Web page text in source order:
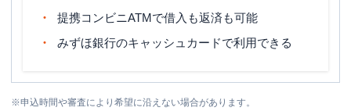
提携コンビニATMで借入も返済も可能
みずほ銀行のキャッシュカードで利用できる
※申込時間や審査により希望に沿えない場合があります。